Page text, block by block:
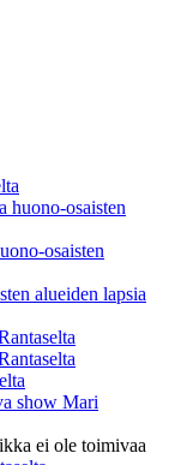
huono-osaisten
osaisten
alueiden lapsia
show Mari
ei ole toimivaa